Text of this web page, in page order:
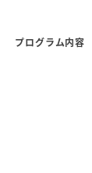
プログラム内容